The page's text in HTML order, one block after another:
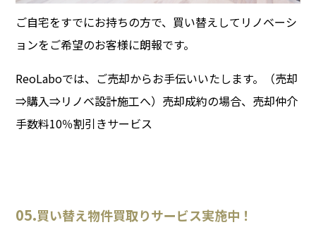
ご自宅をすでにお持ちの方で、買い替えしてリノベーシ
ョンをご希望のお客様に朗報です。
ReoLaboでは、ご売却からお手伝いいたします。（売却
⇒購入⇒リノベ設計施工へ）売却成約の場合、売却仲介
手数料10％割引きサービス
05.買い替え物件買取りサービス実施中！